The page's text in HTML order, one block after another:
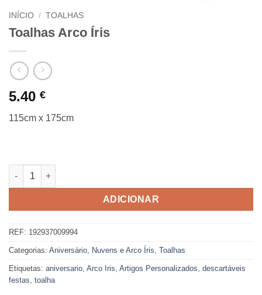
INÍCIO / TOALHAS
Toalhas Arco Íris
5.40 €
115cm x 175cm
Quantidade de Toalhas Arco Íris
ADICIONAR
REF: 192937009994
Categorias: Aniversário Nuvens e Arco Íris Toalhas
Etiquetas: aniversario Arco Iris Artigos Personalizados descartáveis
festas toalha